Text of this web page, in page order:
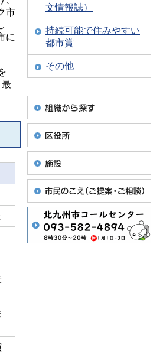
市
に
最
文情報誌）
持続可能で住みやすい
都市賞
その他